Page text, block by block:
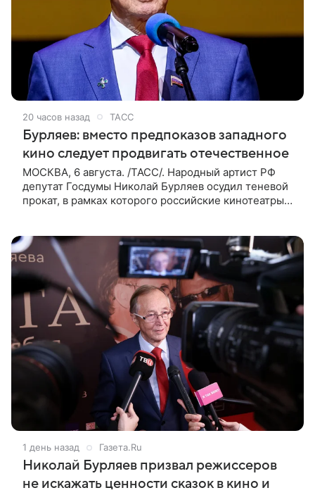
20 часов назад ТАСС
Бурляев: вместо предпоказов западного
кино следует продвигать отечественное
МОСКВА, 6 августа. /ТАСС/. Народный артист РФ
депутат Госдумы Николай Бурляев осудил теневой
прокат, в рамках которого российские кинотеатры
1 день назад Газета.Ru
Николай Бурляев призвал режиссеров
не искажать ценности сказок в кино и